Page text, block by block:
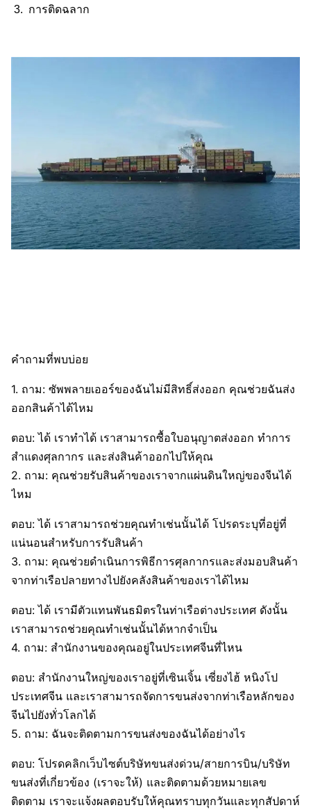
3. การติดฉลาก
คำถามที่พบบ่อย
1. ถาม: ซัพพลายเออร์ของฉันไม่มีสิทธิ์ส่งออก คุณช่วยฉันส่ง
ออกสินค้าได้ไหม
ตอบ: ได้ เราทำได้ เราสามารถซื้อใบอนุญาตส่งออก ทำการ
สำแดงศุลกากร และส่งสินค้าออกไปให้คุณ
2. ถาม: คุณช่วยรับสินค้าของเราจากแผ่นดินใหญ่ของจีนได้
ไหม
ตอบ: ได้ เราสามารถช่วยคุณทำเช่นนั้นได้ โปรดระบุที่อยู่ที่
แน่นอนสำหรับการรับสินค้า
3. ถาม: คุณช่วยดำเนินการพิธีการศุลกากรและส่งมอบสินค้า
จากท่าเรือปลายทางไปยังคลังสินค้าของเราได้ไหม
ตอบ: ได้ เรามีตัวแทนพันธมิตรในท่าเรือต่างประเทศ ดังนั้น
เราสามารถช่วยคุณทำเช่นนั้นได้หากจำเป็น
4. ถาม: สำนักงานของคุณอยู่ในประเทศจีนที่ไหน
ตอบ: สำนักงานใหญ่ของเราอยู่ที่เซินเจิ้น เซี่ยงไฮ้ หนิงโป
ประเทศจีน และเราสามารถจัดการขนส่งจากท่าเรือหลักของ
จีนไปยังทั่วโลกได้
5. ถาม: ฉันจะติดตามการขนส่งของฉันได้อย่างไร
ตอบ: โปรดคลิกเว็บไซต์บริษัทขนส่งด่วน/สายการบิน/บริษัท
ขนส่งที่เกี่ยวข้อง (เราจะให้) และติดตามด้วยหมายเลข
ติดตาม เราจะแจ้งผลตอบรับให้คุณทราบทุกวันและทุกสัปดาห์